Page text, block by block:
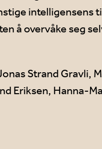
intelligensens
å overvåke seg
Strand Gravli,
Eriksen, Hanna-